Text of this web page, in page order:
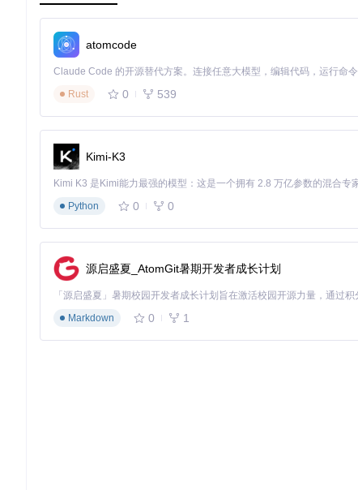
⚠️ 注意：确保下载的镜像文件完整，建议验证文件哈希值，避
执行阶段：3步完成烧录，比泡杯咖啡还简单
选择镜像文件
点击主界面"Select image"按钮，浏览并选择下载好的系统
选择目标设备
插入USB或SD卡后，Etcher会自动扫描并列出所有可用设
开始烧录
烧录完成后，不要急于拔下设备，通过以下方法确认烧录成功：
观察Etcher界面提示，显示"Flash Complete!"即表示成功
在文件管理器中查看设备分区是否正常挂载
atomcode
Rust
0 539
Kimi-K3
Python
0 0
源启盛夏_AtomGit暑期开发者成长计划
Markdown
0 1